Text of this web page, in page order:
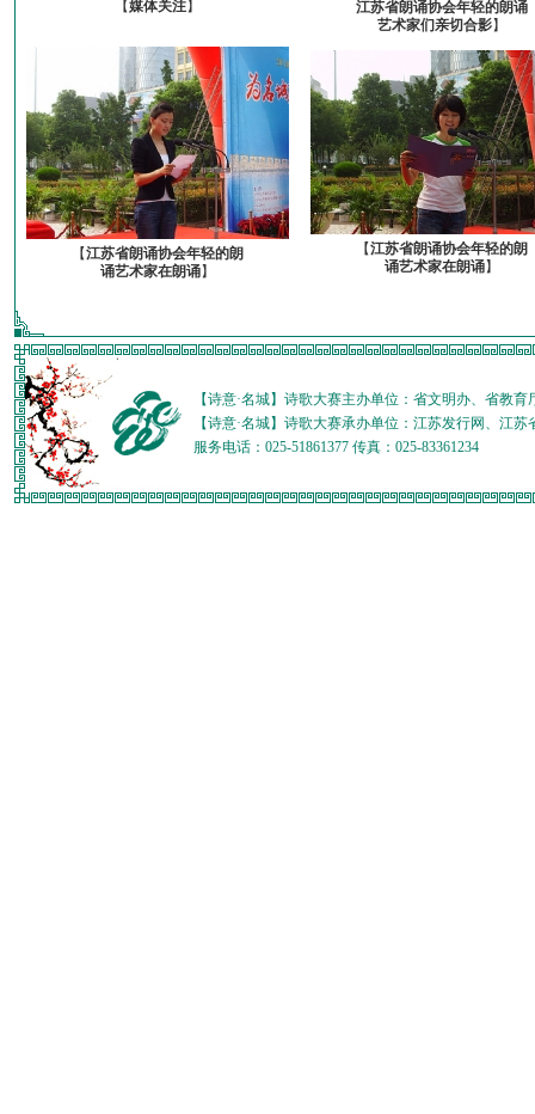
【媒体关注】
江苏省朗诵协会年轻的朗诵
艺术家们亲切合影】
【江苏省朗诵协会年轻的朗
诵艺术家在朗诵】
【江苏省朗诵协会年轻的朗
诵艺术家在朗诵】
【诗意·名城】诗歌大赛主办单位：省文明办、省教
【诗意·名城】诗歌大赛承办单位：江苏发行网、江
服务电话：025-51861377 传真：025-83361234